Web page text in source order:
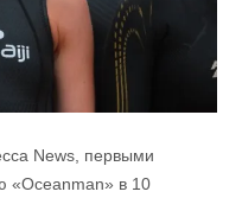
News, первыми
«Oceanman» в 10